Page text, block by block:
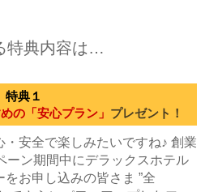
特典内容は…
特典１
の「安心プラン」 プレゼント！
安全で楽しみたいですね♪ 創業
ーン期間中にデラックスホテル
お申し込みの皆さま ”全